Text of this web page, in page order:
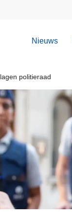
Nieuws
politieraad